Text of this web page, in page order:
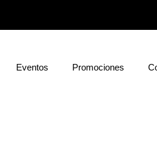
Eventos Promociones